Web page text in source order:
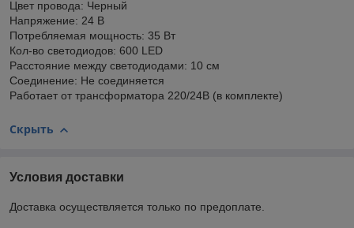
Цвет провода: Черный
Напряжение: 24 В
Потребляемая мощность: 35 Вт
Кол-во светодиодов: 600 LED
Расстояние между светодиодами: 10 см
Соединение: Не соединяется
Работает от трансформатора 220/24В (в комплекте)
Скрыть
Условия доставки
Доставка осуществляется только по предоплате.